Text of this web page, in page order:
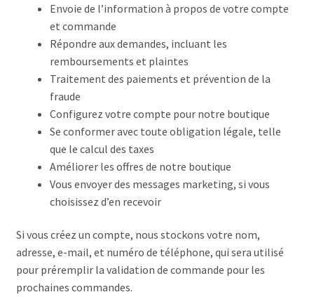
Envoie de l’information à propos de votre compte
et commande
Répondre aux demandes, incluant les
remboursements et plaintes
Traitement des paiements et prévention de la
fraude
Configurez votre compte pour notre boutique
Se conformer avec toute obligation légale, telle
que le calcul des taxes
Améliorer les offres de notre boutique
Vous envoyer des messages marketing, si vous
choisissez d’en recevoir
Si vous créez un compte, nous stockons votre nom,
adresse, e-mail, et numéro de téléphone, qui sera utilisé
pour préremplir la validation de commande pour les
prochaines commandes.